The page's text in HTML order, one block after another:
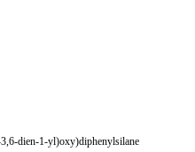
dien-1-yl)oxy)diphenylsilane